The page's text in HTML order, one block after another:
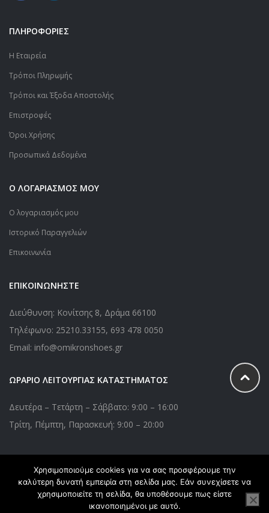
ΠΛΗΡΟΦΟΡΙΕΣ
Η Εταιρεία
Τρόποι Πληρωμής
Τρόποι και Έξοδα Αποστολής
Επιστροφές
Όροι Χρήσης
Προσωπικά Δεδομένα
Ο ΛΟΓΑΡΙΑΣΜΟΣ ΜΟΥ
Ο λογαριασμός μου
Ιστορικό Παραγγελιών
Επικοινωνία
ΕΠΙΚΟΙΝΩΝΗΣΤΕ
Διεύθυνση: Κονίτσης 8, Δράμα 66100
Τηλέφωνο: 25210.33155, 693 478 0050
Email: info@omikronshoes.gr
ΩΡΑΡΙΟ ΛΕΙΤΟΥΡΓΙΑΣ ΚΑΤΑΣΤΗΜΑΤΟΣ
Δευτέρα – Τετάρτη – Σάββατο: 9:00 – 16:00
Τρίτη, Πέμπτη, Παρασκευή: 9:00 – 20:00
Copyright © 2020 Omikronshoes.gr. All Right Reserved. Powered
bywebApplications
Χρησιμοποιούμε cookies για να σας προσφέρουμε την
καλύτερη δυνατή εμπειρία στη σελίδα μας. Εάν συνεχίσετε να
χρησιμοποιείτε τη σελίδα, θα υποθέσουμε πως είστε
ικανοποιημένοι με αυτό.